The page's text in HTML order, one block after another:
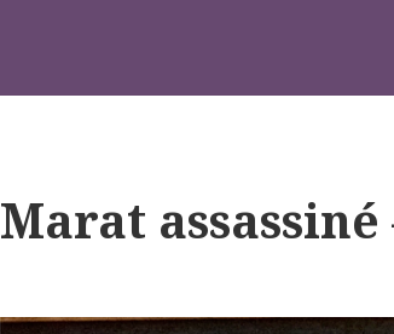
Marat assassiné